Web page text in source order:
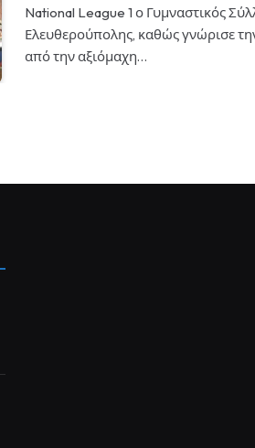
National League 1 ο Γυμναστικός
Ελευθερούπολης, καθώς γνώρισε
από την αξιόμαχη…